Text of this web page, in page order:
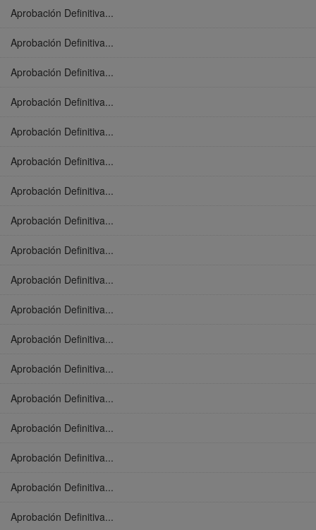
Aprobación Definitiva...
Aprobación Definitiva...
Aprobación Definitiva...
Aprobación Definitiva...
Aprobación Definitiva...
Aprobación Definitiva...
Aprobación Definitiva...
Aprobación Definitiva...
Aprobación Definitiva...
Aprobación Definitiva...
Aprobación Definitiva...
Aprobación Definitiva...
Aprobación Definitiva...
Aprobación Definitiva...
Aprobación Definitiva...
Aprobación Definitiva...
Aprobación Definitiva...
Aprobación Definitiva...